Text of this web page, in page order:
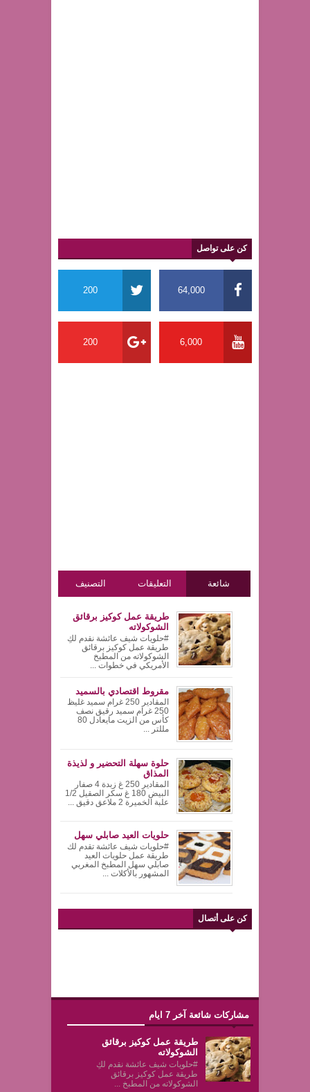
كن على تواصل
64,000
200
6,000
200
شائعة التعليقات التصنيف
طريقة عمل كوكيز برقائق
الشوكولاته
#حلويات شيف عائشة نقدم لكِ
طريقة عمل كوكيز برقائق
الشوكولاته من المطبخ
الأمريكي في خطوات ...
مقروط اقتصادي بالسميد
المقادير 250 غرام سميد غليظ
250 غرام سميد رقيق نصف
كأس من الزيت مايعادل 80
مللتر ...
حلوة سهلة التحضير و لذيذة
المذاق
المقادير 250 غ زبدة 4 صفار
البيض 180 غ سكر الصقيل 1/2
علبة الخميرة 2 ملاعق دقيق ...
حلويات العيد صابلي سهل
#حلويات شيف عائشة تقدم لك
طريقة عمل حلويات العيد
صابلي سهل المطبخ المغربي
المشهور بالأكلات ...
كن على أتصال
مشاركات شائعة آخر 7 ايام
طريقة عمل كوكيز برقائق
الشوكولاته
#حلويات شيف عائشة نقدم لكِ
طريقة عمل كوكيز برقائق
الشوكولاته من المطبخ ...